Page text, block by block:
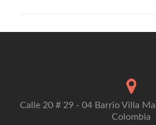
Calle 20 # 29 - 04 Barrio Villa
Colombia